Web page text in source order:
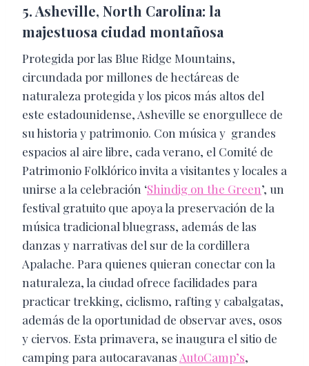
5. Asheville, North Carolina: la
majestuosa ciudad montañosa
Protegida por las Blue Ridge Mountains,
circundada por millones de hectáreas de
naturaleza protegida y los picos más altos del
este estadounidense, Asheville se enorgullece de
su historia y patrimonio. Con música y ​ grandes
espacios al aire libre, cada verano, el Comité de
Patrimonio Folklórico invita a visitantes y locales a
unirse a la celebración ‘Shindig on the Green’, un
festival gratuito que apoya la preservación de la
música tradicional bluegrass, además de las
danzas y narrativas del sur de la cordillera
Apalache. Para quienes quieran conectar con la
naturaleza, la ciudad ofrece facilidades para
practicar trekking, ciclismo, rafting y cabalgatas,
además de la oportunidad de observar aves, osos
y ciervos. Esta primavera, se inaugura el sitio de
camping para autocaravanas AutoCamp’s,